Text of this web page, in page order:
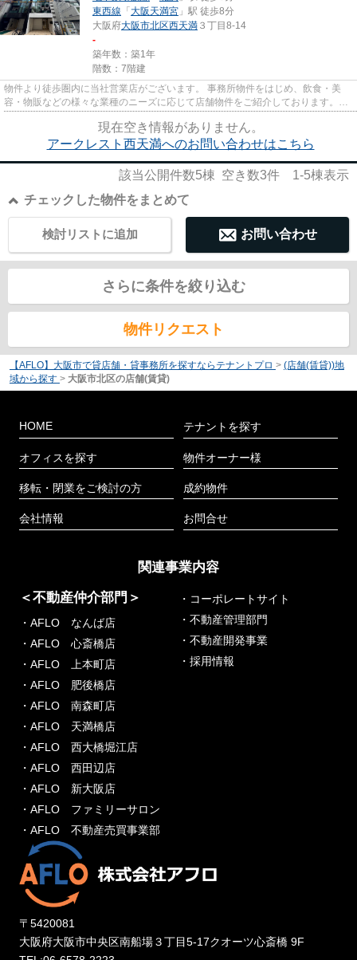
東西線 「大阪天満宮 」駅 徒歩8分
大阪府大阪市北区西天満 ３丁目8-14
-
築年数：築1年
階数：7階建
物件より徒歩圏内に当社営業店がございます。 事務所物件をはじめ、飲食・美
容・物販などの様々な業種のニーズに応じて店舗物件をご紹介しております。
尚、弊社ではおとり広告は一切...
現在空き情報がありません。
アークレスト西天満へのお問い合わせはこちら
該当公開件数5棟 空き数3件 1-5棟表示
チェックした物件をまとめて
お問い合わせ
検討リストに追加
さらに条件を絞り込む
物件リクエスト
【AFLO】大阪市で貸店舗・貸事務所を探すならテナントプロ > (店舗(賃貸))地
域から探す > 大阪市北区の店舗(賃貸)
HOME
オフィスを探す
移転・閉業をご検討の方
会社情報
テナントを探す
物件オーナー様
成約物件
お問合せ
関連事業内容
＜不動産仲介部門＞
・AFLO なんば店
・AFLO 心斎橋店
・AFLO 上本町店
・AFLO 肥後橋店
・AFLO 南森町店
・AFLO 天満橋店
・AFLO 西大橋堀江店
・AFLO 西田辺店
・AFLO 新大阪店
・AFLO ファミリーサロン
・AFLO 不動産売買事業部
・コーポレートサイト
・不動産管理部門
・不動産開発事業
・採用情報
〒5420081
大阪府大阪市中央区南船場３丁目5-17クオーツ心斎橋 9F